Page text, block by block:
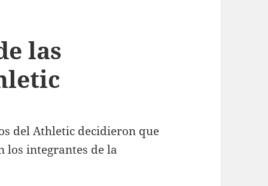
las
del Athletic decidieron que
los integrantes de la